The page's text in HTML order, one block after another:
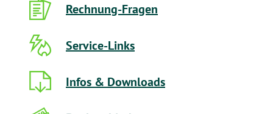
Rechnung-Fragen
Service-Links
Infos & Downloads